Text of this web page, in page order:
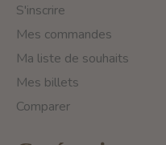
S'inscrire
Mes commandes
Ma liste de souhaits
Mes billets
Comparer